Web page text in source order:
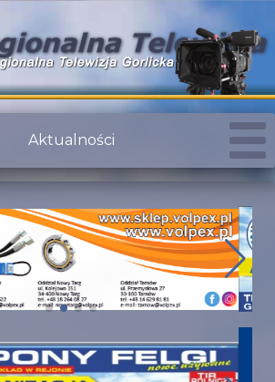
Aktualności